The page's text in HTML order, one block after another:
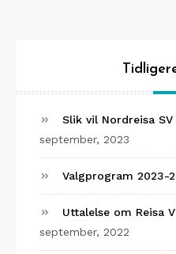
Slik vil Nordreisa
september, 2023
Valgprogram 2023-
Uttalelse om Reisa
september, 2022